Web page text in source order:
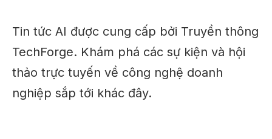
Tin tức AI được cung cấp bởi Truyền thông
TechForge. Khám phá các sự kiện và hội
thảo trực tuyến về công nghệ doanh
nghiệp sắp tới khác đây.